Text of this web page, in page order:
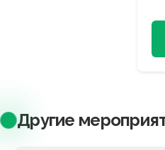
Другие